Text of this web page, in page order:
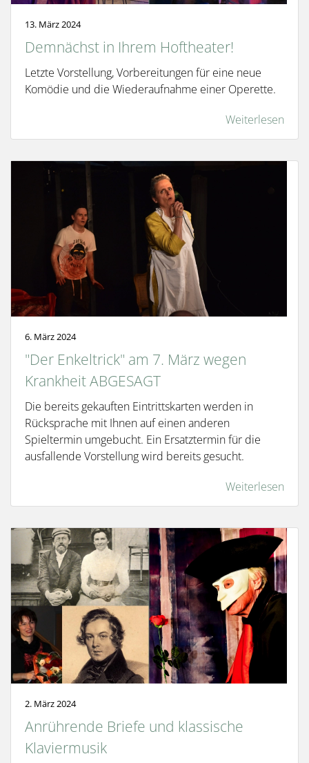
13. März 2024
Demnächst in Ihrem Hoftheater!
Letzte Vorstellung, Vorbereitungen für eine neue
Komödie und die Wiederaufnahme einer Operette.
Weiterlesen
6. März 2024
"Der Enkeltrick" am 7. März wegen
Krankheit ABGESAGT
Die bereits gekauften Eintrittskarten werden in
Rücksprache mit Ihnen auf einen anderen
Spieltermin umgebucht. Ein Ersatztermin für die
ausfallende Vorstellung wird bereits gesucht.
Weiterlesen
2. März 2024
Anrührende Briefe und klassische
Klaviermusik